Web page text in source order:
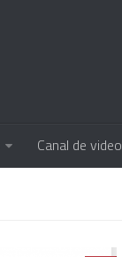
Canal de video